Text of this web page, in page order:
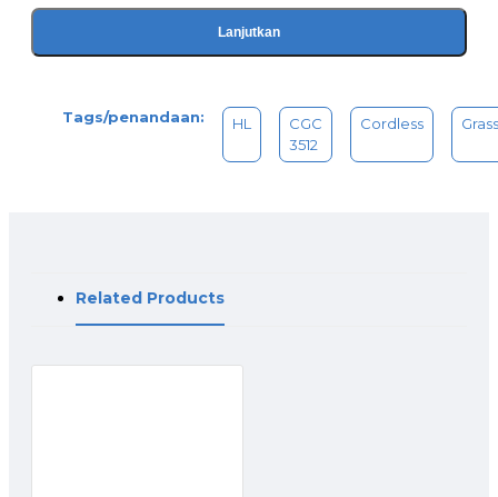
Lanjutkan
Tags/penandaan: HL
CGC
3512
Cordless Grass
Related Products